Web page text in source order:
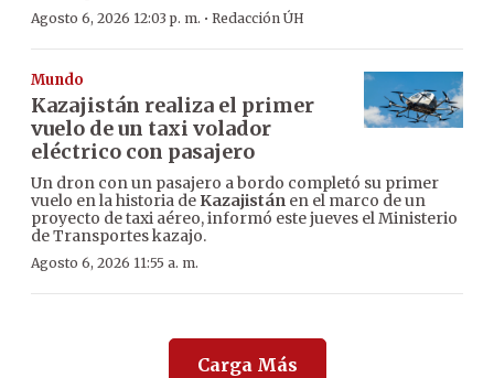
Agosto 6, 2026 12:03 p. m. · Redacción ÚH
Mundo
Kazajistán realiza el primer
vuelo de un taxi volador
eléctrico con pasajero
Un dron con un pasajero a bordo completó su primer
vuelo en la historia de Kazajistán en el marco de un
proyecto de taxi aéreo, informó este jueves el Ministerio
de Transportes kazajo.
Agosto 6, 2026 11:55 a. m.
Carga Más